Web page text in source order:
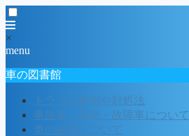
×
menu
車の図書館
トラブル事例や対処法
事故車・廃車・故障車について
車の保険について